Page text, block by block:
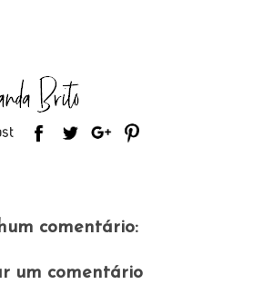
comentário:
um comentário